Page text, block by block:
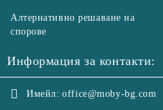
Алтернативно решаване на
спорове
Информация за контакти:
Имейл: office@moby-bg.com